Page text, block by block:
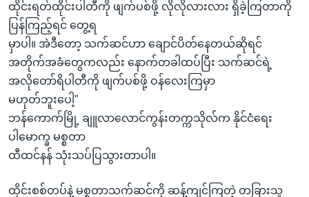
ထိုင်းရတ်ထိုင်းပါတီကို ဖျက်ပစ်ဖို့ လိုလိုလားလား ရှိခဲ့ကြတာကို
ပြန်ကြည့်ရင် တွေ့ရ
မှာပါ။ အဲဒီတော့ သက်ဆင်ဟာ ချောင်ပိတ်နေတယ်ဆိုရင်
အတိုက်အခံတွေကလည်း နောက်တခါထပ်ပြီး သက်ဆင်ရဲ့
အလိုတော်ရိပါတီကို ဖျက်ပစ်ဖို့ ဝန်လေးကြမှာ
မဟုတ်ဘူးပေါ့”
ဘန်ကောက်မြို့ ချူလာလောင်ကွန်းတက္ကသိုလ်က နိုင်ငံရေး
ပါမောက္ခ မစ္စတာ
ထီထင်နန် သုံးသပ်ပြသွားတာပါ။
ထိုင်းစစ်တပ်နဲ့ မစ္စတာသက်ဆင်ကို ဆန့်ကျင်ကြတဲ့ တခြားသူ